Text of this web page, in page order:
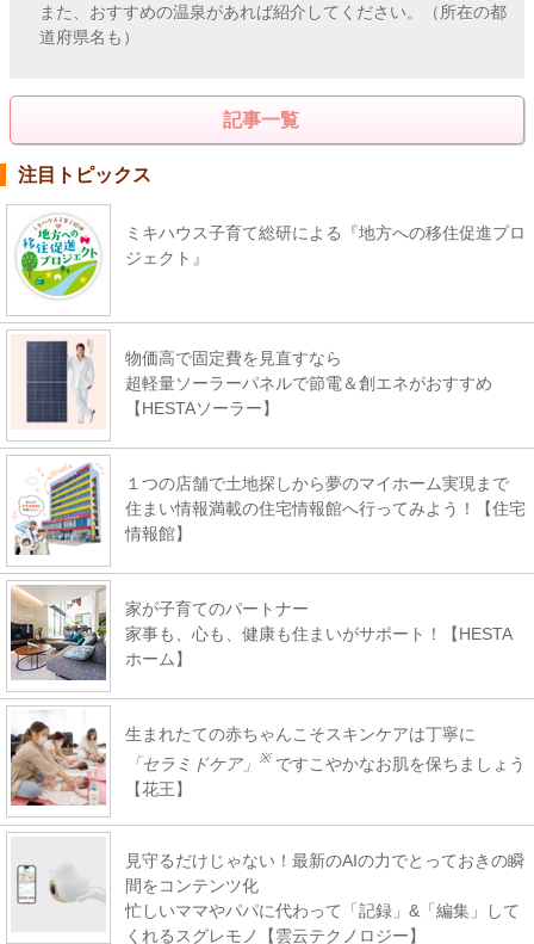
また、おすすめの温泉があれば紹介してください。（所在の都
道府県名も）
記事一覧
注目トピックス
ミキハウス子育て総研による『地方への移住促進プロ
ジェクト』
物価高で固定費を見直すなら
超軽量ソーラーパネルで節電＆創エネがおすすめ
【HESTAソーラー】
１つの店舗で土地探しから夢のマイホーム実現まで
住まい情報満載の住宅情報館へ行ってみよう！【住宅
情報館】
家が子育てのパートナー
家事も、心も、健康も住まいがサポート！【HESTA
ホーム】
生まれたての赤ちゃんこそスキンケアは丁寧に
「セラミドケア」
※ ですこやかなお肌を保ちましょう
【花王】
見守るだけじゃない！最新のAIの力でとっておきの瞬
間をコンテンツ化
忙しいママやパパに代わって「記録」&「編集」して
くれるスグレモノ【雲云テクノロジー】